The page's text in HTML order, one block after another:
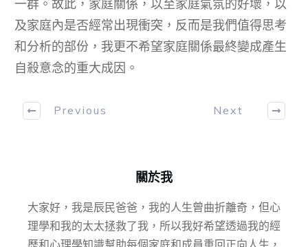
一群。故此，家庭關係，以至家庭氣氛的好壞，以
及家庭內是否經常出現衝突，反而是我們值得思考
和分析的部份，我更不希望家庭關係最終變成產生
自殺意念的重大成因。
Previous Next
關於我
大家好，我是辰民爸爸，我的人生曾曲折離奇，但心
理學和我的太太拯救了我，所以我好希望透過我的經
歷和心理學知識幫助每個家庭和成員重回正向人生，